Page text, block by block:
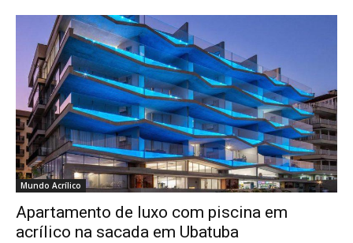
Mundo Acrílico
Apartamento de luxo com piscina em
acrílico na sacada em Ubatuba